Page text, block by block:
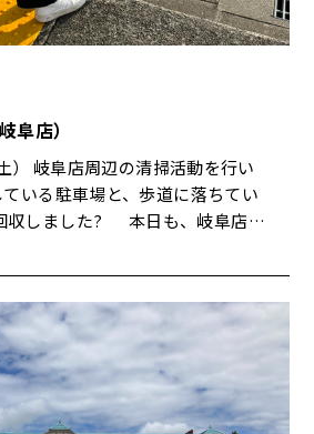
阜店）
） 岐阜店周辺の清掃活動を行い
? 本日も、岐阜店周
いきます?